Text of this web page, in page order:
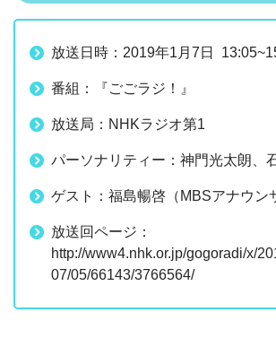
放送日時：2019年1月7日
番組：『ごごラジ！』
放送局：NHKラジオ第1
パーソナリティー：神門光太朗、
ゲスト：福島暢啓（MBSアナウン
放送回ページ：
http://www4.nhk.or.jp/gogoradi/x/
07/05/66143/3766564/